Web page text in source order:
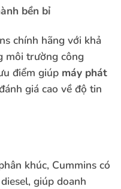
bền bỉ
chính hãng với khả
môi trường công
điểm giúp máy phát
giá cao về độ tin
khúc, Cummins có
giúp doanh